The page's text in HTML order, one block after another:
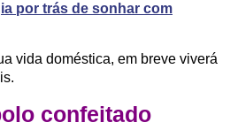
por trás de sonhar com
vida doméstica, em breve viverá
confeitado